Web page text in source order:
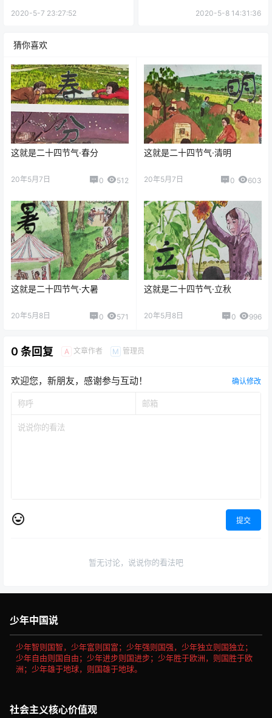
2020-5-7 23:27:52 2020-5-8 14:31:36
猜你喜欢
这就是二十四节气·春分
20年5月7日 0 512
这就是二十四节气·清明
20年5月7日 0 603
这就是二十四节气·大暑
20年5月8日 0 571
这就是二十四节气·立秋
20年5月8日 0 996
0 条回复 A 文章作者 M 管理员
欢迎您，新朋友，感谢参与互动！ 确认修改
提交
暂无讨论，说说你的看法吧
少年中国说
少年智则国智，少年富则国富；少年强则国强，少年独立则国独立；
少年自由则国自由；少年进步则国进步；少年胜于欧洲，则国胜于欧
洲；少年雄于地球，则国雄于地球。
社会主义核心价值观